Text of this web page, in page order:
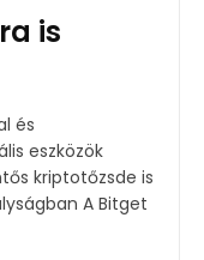
is
és
eszközök
kriptotőzsde is
A Bitget